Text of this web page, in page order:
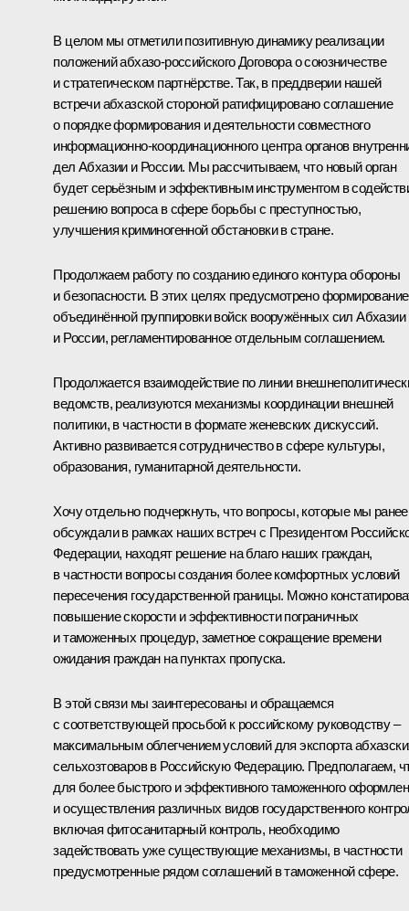
В целом мы отметили позитивную динамику реализации
положений абхазо-российского Договора о союзничестве
и стратегическом партнёрстве. Так, в преддверии нашей
встречи абхазской стороной ратифицировано соглашение
о порядке формирования и деятельности совместного
информационно-координационного центра органов
дел Абхазии и России. Мы рассчитываем, что новый орган
будет серьёзным и эффективным инструментом в
решению вопроса в сфере борьбы с преступностью,
улучшения криминогенной обстановки в стране.
Продолжаем работу по созданию единого контура обороны
и безопасности. В этих целях предусмотрено формирование
объединённой группировки войск вооружённых сил Абхазии
и России, регламентированное отдельным соглашением.
Продолжается взаимодействие по линии
ведомств, реализуются механизмы координации внешней
политики, в частности в формате женевских дискуссий.
Активно развивается сотрудничество в сфере культуры,
образования, гуманитарной деятельности.
Хочу отдельно подчеркнуть, что вопросы, которые мы ранее
обсуждали в рамках наших встреч с Президентом
Федерации, находят решение на благо наших граждан,
в частности вопросы создания более комфортных условий
пересечения государственной границы. Можно
повышение скорости и эффективности пограничных
и таможенных процедур, заметное сокращение времени
ожидания граждан на пунктах пропуска.
В этой связи мы заинтересованы и обращаемся
с соответствующей просьбой к российскому руководству –
максимальным облегчением условий для экспорта
сельхозтоваров в Российскую Федерацию. Предполагаем,
для более быстрого и эффективного таможенного
и осуществления различных видов государственного
включая фитосанитарный контроль, необходимо
задействовать уже существующие механизмы, в частности
предусмотренные рядом соглашений в таможенной сфере.